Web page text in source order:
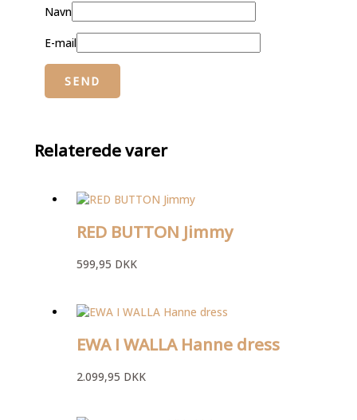
Navn
E-mail
Relaterede varer
RED BUTTON Jimmy
599,95 DKK
EWA I WALLA Hanne dress
2.099,95 DKK